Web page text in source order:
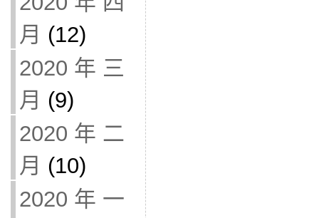
月 (12)
2020 年 三
月 (9)
2020 年 二
月 (10)
2020 年 一